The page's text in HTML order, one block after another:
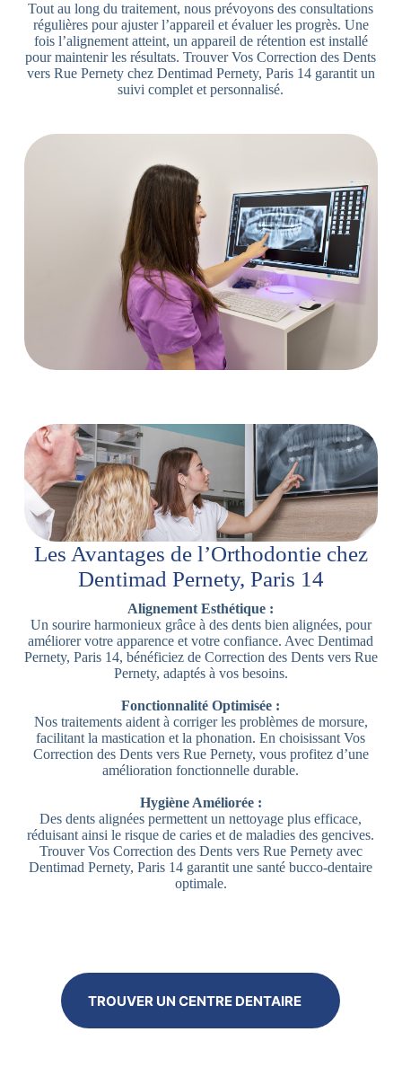
Tout au long du traitement, nous prévoyons des consultations
régulières pour ajuster l’appareil et évaluer les progrès. Une
fois l’alignement atteint, un appareil de rétention est installé
pour maintenir les résultats. Trouver Vos Correction des Dents
vers Rue Pernety chez Dentimad Pernety, Paris 14 garantit un
suivi complet et personnalisé.
Les Avantages de l’Orthodontie chez
Dentimad Pernety, Paris 14
Alignement Esthétique :
Un sourire harmonieux grâce à des dents bien alignées, pour
améliorer votre apparence et votre confiance. Avec Dentimad
Pernety, Paris 14, bénéficiez de Correction des Dents vers Rue
Pernety, adaptés à vos besoins.
Fonctionnalité Optimisée :
Nos traitements aident à corriger les problèmes de morsure,
facilitant la mastication et la phonation. En choisissant Vos
Correction des Dents vers Rue Pernety, vous profitez d’une
amélioration fonctionnelle durable.
Hygiène Améliorée :
Des dents alignées permettent un nettoyage plus efficace,
réduisant ainsi le risque de caries et de maladies des gencives.
Trouver Vos Correction des Dents vers Rue Pernety avec
Dentimad Pernety, Paris 14 garantit une santé bucco-dentaire
optimale.
TROUVER UN CENTRE DENTAIRE